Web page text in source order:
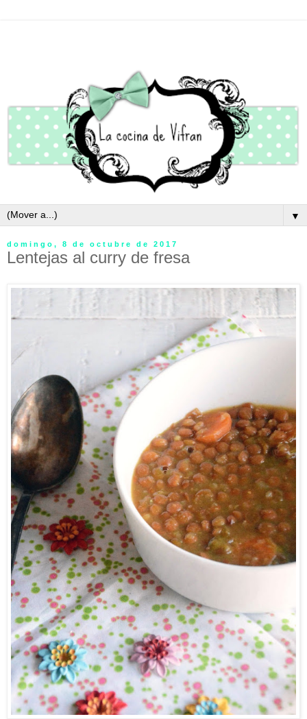
▼
domingo, 8 de octubre de 2017
Lentejas al curry de fresa